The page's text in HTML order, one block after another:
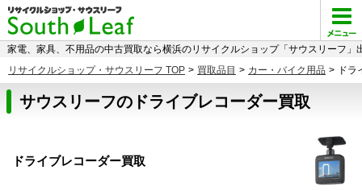
家電、家具、不用品の中古買取なら横浜のリサイクルショップ「サウスリーフ」
リサイクルショップ・サウスリーフ TOP > 買取品目 > カー・バイク用品 > ドラ
サウスリーフのドライブレコーダー買取
ドライブレコーダー買取